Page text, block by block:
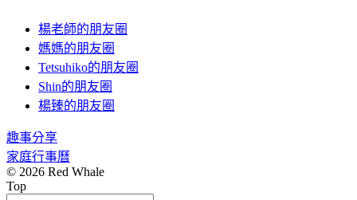
楊老師的朋友圈
媽媽的朋友圈
Tetsuhiko的朋友圈
Shin的朋友圈
楊臻的朋友圈
趣事分享
家庭行事曆
© 2026 Red Whale
Top